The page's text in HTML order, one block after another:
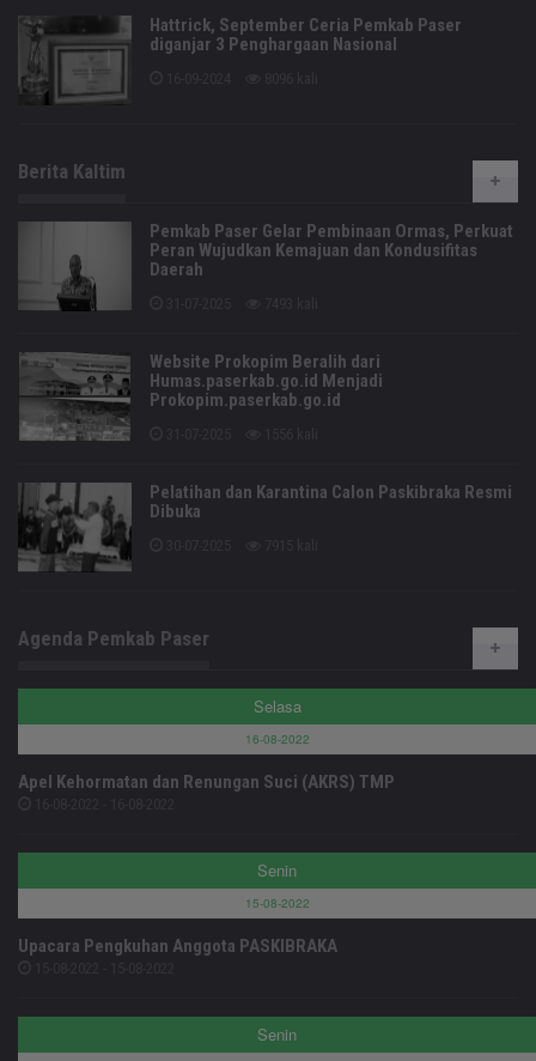
Hattrick, September Ceria Pemkab Paser
diganjar 3 Penghargaan Nasional
Berita Kaltim
Pemkab Paser Gelar Pembinaan Ormas, Perkuat
Peran Wujudkan Kemajuan dan Kondusifitas
Daerah
Website Prokopim Beralih dari
Humas.paserkab.go.id Menjadi
Prokopim.paserkab.go.id
Pelatihan dan Karantina Calon Paskibraka Resmi
Dibuka
Agenda Pemkab Paser
Selasa
16-08-2022
Apel Kehormatan dan Renungan Suci (AKRS) TMP
Senin
15-08-2022
Upacara Pengkuhan Anggota PASKIBRAKA
Senin